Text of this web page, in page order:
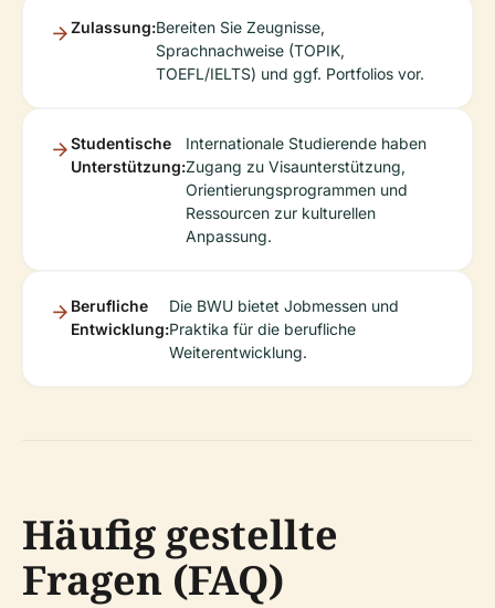
Zulassung:Bereiten Sie Zeugnisse,
Sprachnachweise (TOPIK,
TOEFL/IELTS) und ggf. Portfolios vor.
Studentische
Unterstützung:
Internationale Studierende haben
Zugang zu Visaunterstützung,
Orientierungsprogrammen und
Ressourcen zur kulturellen
Anpassung.
Berufliche
Entwicklung:
Die BWU bietet Jobmessen und
Praktika für die berufliche
Weiterentwicklung.
Häufig gestellte
Fragen (FAQ)